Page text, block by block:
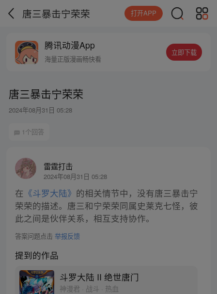
唐三暴击宁荣荣 打开APP
腾讯动漫App
海量正版漫画畅快看
立即下载
唐三暴击宁荣荣
2024年08月31日 05:28
1个回答
雷霆打击
2024年08月31日 05:28
在 《斗罗大陆》 的相关情节中，没有唐三暴击宁
荣荣的描述。唐三和宁荣荣同属史莱克七怪，彼
此之间是伙伴关系，相互支持协作。
答案问题点击 举报反馈
提到的作品
斗罗大陆 II 绝世唐门
神漫君 · 战斗 · 热血